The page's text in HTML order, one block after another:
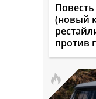
(новый
против